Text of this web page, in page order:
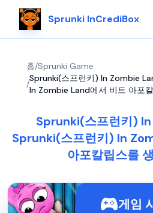
Sprunki InCrediBox
홈/Sprunki Game
/
Sprunki(스프런키) In Zombie
In Zombie Land에서 비트 아포
Sprunki(스프런키)
Sprunki(스프런키) In
아포칼립스를
게임